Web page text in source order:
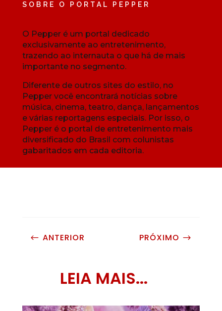
SOBRE O PORTAL PEPPER
O Pepper é um portal dedicado
exclusivamente ao entretenimento,
trazendo ao internauta o que há de mais
importante no segmento.
Diferente de outros sites do estilo, no
Pepper você encontrará notícias sobre
música, cinema, teatro, dança, lançamentos
e várias reportagens especiais. Por isso, o
Pepper é o portal de entretenimento mais
diversificado do Brasil com colunistas
gabaritados em cada editoria.
# ANTERIOR PRÓXIMO $
LEIA MAIS...